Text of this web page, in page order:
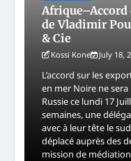
Afrique–Accord
de Vladimir
& Cie
Kossi Kone July 18,
L’accord sur les
en mer Noire ne
Russie ce lundi 17
semaines, une
avec à leur tête le
déplacé auprès des
mission de